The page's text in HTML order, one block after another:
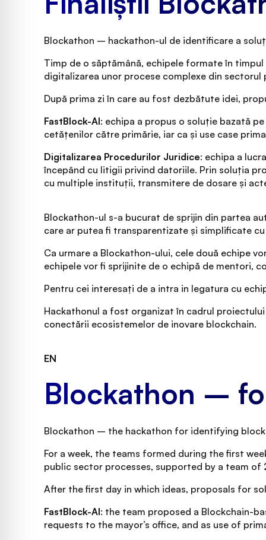
Blockathon – hackathon-ul de identificare a
Timp de o săptămână, echipele formate în
digitalizarea unor procese complexe din
După prima zi în care au fost dezbătute idei,
FastBlock-AI: echipa a propus o soluție bazată
cetățenilor către primărie, iar ca și use case
Digitalizarea Procedurilor Juridice: echipa a
începând cu litigii privind datoriile. Prin soluția
cu multiple instituții, transmitere de dosare și
Blockathon-ul s-a bucurat de sprijin din partea
care ar putea fi transparentizate și simplificate
Ca urmare a Blockathon-ului, cele două echipe
echipele vor fi sprijinite de o echipă de mentori,
Pentru cei interesați de a intra in legatura cu
Hackathonul a fost organizat în cadrul proiectului
conectării ecosistemelor de inovare blockchain.
EN
Blockathon –
Blockathon – the hackathon for identifying
For a week, the teams formed during the first
public sector processes, supported by a team
After the first day in which ideas, proposals for
FastBlock-AI: the team proposed a Blockchain-
requests to the mayor’s office, and as use of